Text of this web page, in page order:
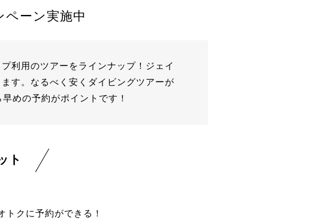
ペーン実施中
利用のツアーをラインナップ！ジェイ
す。なるべく安くダイビングツアーが
めの予約がポイントです！
ト
トクに予約ができる！